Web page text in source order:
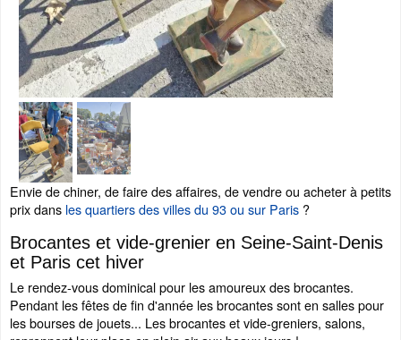
Envie de chiner, de faire des affaires, de vendre ou acheter à petits
prix dans les quartiers des villes du 93 ou sur Paris ?
Brocantes et vide-grenier en Seine-Saint-Denis
et Paris cet hiver
Le rendez-vous dominical pour les amoureux des brocantes.
Pendant les fêtes de fin d'année les brocantes sont en salles pour
les bourses de jouets... Les brocantes et vide-greniers, salons,